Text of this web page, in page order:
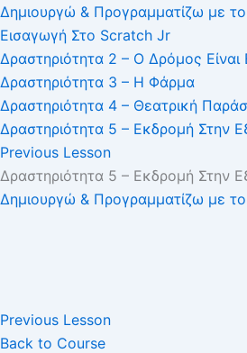
Δημιουργώ & Προγραμματίζω με
Εισαγωγή Στο Scratch Jr
Δραστηριότητα 2 – Ο Δρόμος Είναι
Δραστηριότητα 3 – Η Φάρμα
Δραστηριότητα 4 – Θεατρική
Δραστηριότητα 5 – Εκδρομή Στην
Previous Lesson
Δραστηριότητα 5 – Εκδρομή Στην
Δημιουργώ & Προγραμματίζω με
Previous Lesson
Back to Course